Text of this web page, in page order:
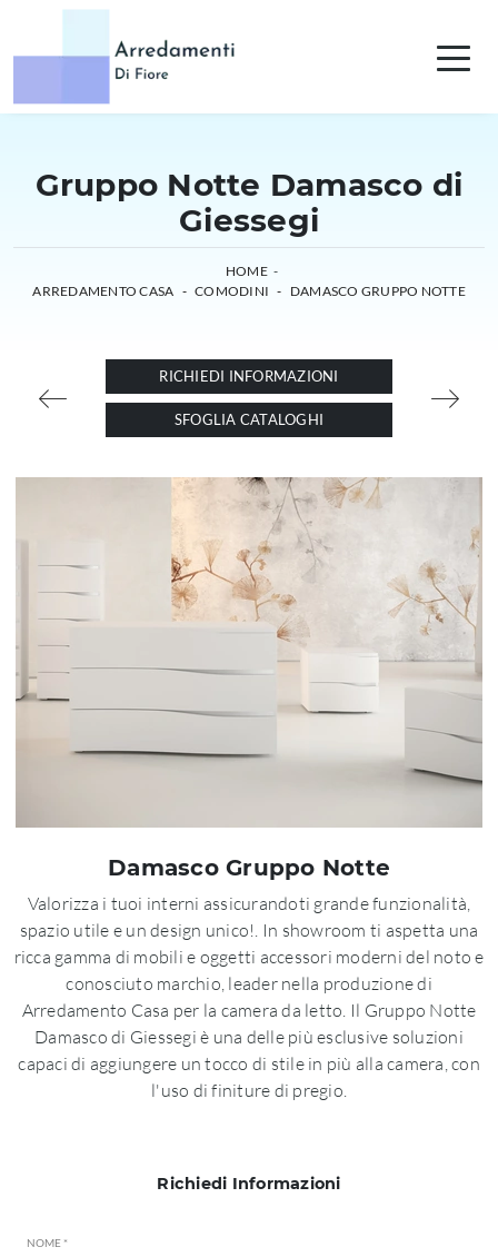
Gruppo Notte Damasco di
Giessegi
HOME -
ARREDAMENTO CASA - COMODINI - DAMASCO GRUPPO NOTTE
RICHIEDI INFORMAZIONI
SFOGLIA CATALOGHI
Damasco Gruppo Notte
Valorizza i tuoi interni assicurandoti grande funzionalità,
spazio utile e un design unico!. In showroom ti aspetta una
ricca gamma di mobili e oggetti accessori moderni del noto e
conosciuto marchio, leader nella produzione di
Arredamento Casa per la camera da letto. Il Gruppo Notte
Damasco di Giessegi è una delle più esclusive soluzioni
capaci di aggiungere un tocco di stile in più alla camera, con
l'uso di finiture di pregio.
Richiedi Informazioni